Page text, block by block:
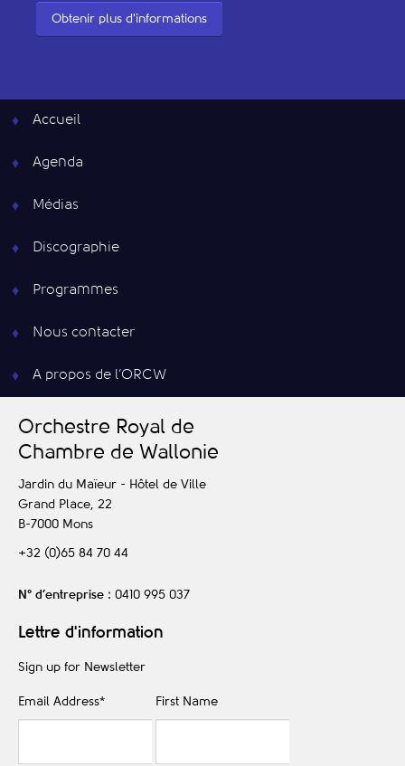
Obtenir plus d'informations
Accueil
Agenda
Médias
Discographie
Programmes
Nous contacter
A propos de l’ORCW
Orchestre Royal de
Chambre de Wallonie
Jardin du Maïeur - Hôtel de Ville
Grand Place, 22
B-7000 Mons
+32 (0)65 84 70 44
N° d’entreprise : 0410 995 037
Lettre d'information
Sign up for Newsletter
Email Address* First Name